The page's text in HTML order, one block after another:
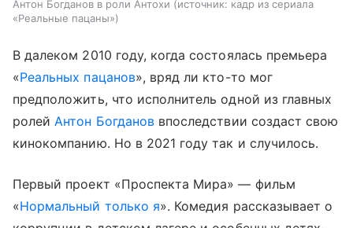
Антон Богданов в роли Антохи источник: кадр из сериала
«Реальные пацаны»
В далеком 2010 году, когда состоялась премьера
«Реальных пацанов», вряд ли кто-то мог
предположить, что исполнитель одной из главных
ролей Антон Богдановвпоследствии создаст свою
кинокомпанию. Но в 2021 году так и случилось.
Первый проект «Проспекта Мира» — фильм
«Нормальный только я». Комедия рассказывает о